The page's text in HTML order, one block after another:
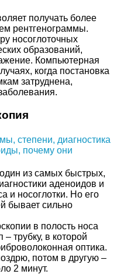
получать более
рентгенограммы.
носоглоточных
образований,
Компьютерная
когда постановка
затруднена,
из самых быстрых,
аденоидов и
и носоглотки. Но его
бывает сильно
в полость носа
– трубку, в которой
оптика.
потом в другую –
2 минут.